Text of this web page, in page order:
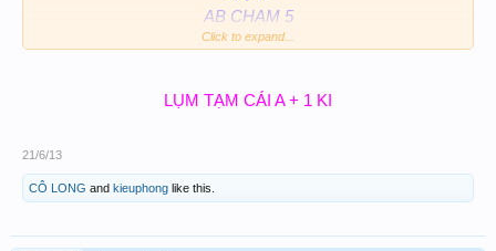
AB CHẠM 5
Click to expand...
LỤM TẠM CÁI A + 1 KI
21/6/13
CÔ LONG and kieuphong like this.